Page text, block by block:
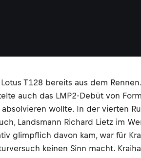
T128 bereits aus dem
auch das LMP2-Debüt von
wollte. In der vierten
Landsmann Richard Lietz im
glimpflich davon kam, war für
keinen Sinn macht.